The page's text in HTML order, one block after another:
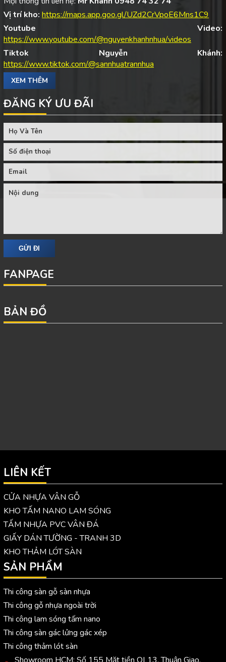
Vị trí kho: https://maps.app.goo.gl/UZd2CrVpoE6Mns1C9
Youtube Video:
https://www.youtube.com/@nguyenkhanhnhua/videos
Tiktok Nguyễn Khánh:
https://www.tiktok.com/@sannhuatrannhua
XEM THÊM
ĐĂNG KÝ ƯU ĐÃI
FANPAGE
BẢN ĐỒ
LIÊN KẾT
CỬA NHỰA VÂN GỖ
KHO TẤM NANO LAM SÓNG
TẤM NHỰA PVC VÂN ĐÁ
GIẤY DÁN TƯỜNG - TRANH 3D
KHO THẢM LÓT SÀN
SẢN PHẨM
Thi công sàn gỗ sàn nhựa
Thi công gỗ nhựa ngoài trời
Thi công lam sóng tấm nano
Thi công sàn gác lửng gác xép
Thi công thảm lót sàn